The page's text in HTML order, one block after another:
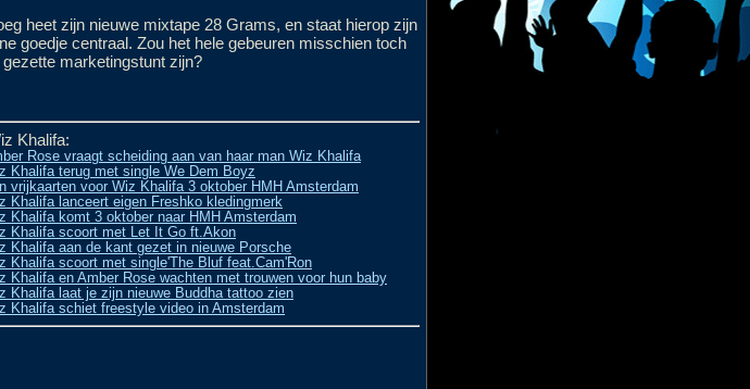
heet zijn nieuwe mixtape 28 Grams, en staat hierop zijn
goedje centraal. Zou het hele gebeuren misschien toch
marketingstunt zijn?
Khalifa:
Rose vraagt scheiding aan van haar man Wiz Khalifa
Khalifa terug met single We Dem Boyz
vrijkaarten voor Wiz Khalifa 3 oktober HMH Amsterdam
Khalifa lanceert eigen Freshko kledingmerk
Khalifa komt 3 oktober naar HMH Amsterdam
Khalifa scoort met Let It Go ft.Akon
Khalifa aan de kant gezet in nieuwe Porsche
Khalifa scoort met single'The Bluf feat.Cam'Ron
Khalifa en Amber Rose wachten met trouwen voor hun baby
Khalifa laat je zijn nieuwe Buddha tattoo zien
Khalifa schiet freestyle video in Amsterdam